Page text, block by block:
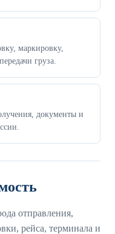
маркировку,
груза.
документы и
отправления,
рейса, терминала и